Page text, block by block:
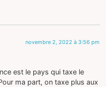
novembre 2, 2022 à 3:56 pm
est le pays qui taxe le
ma part, on taxe plus aux